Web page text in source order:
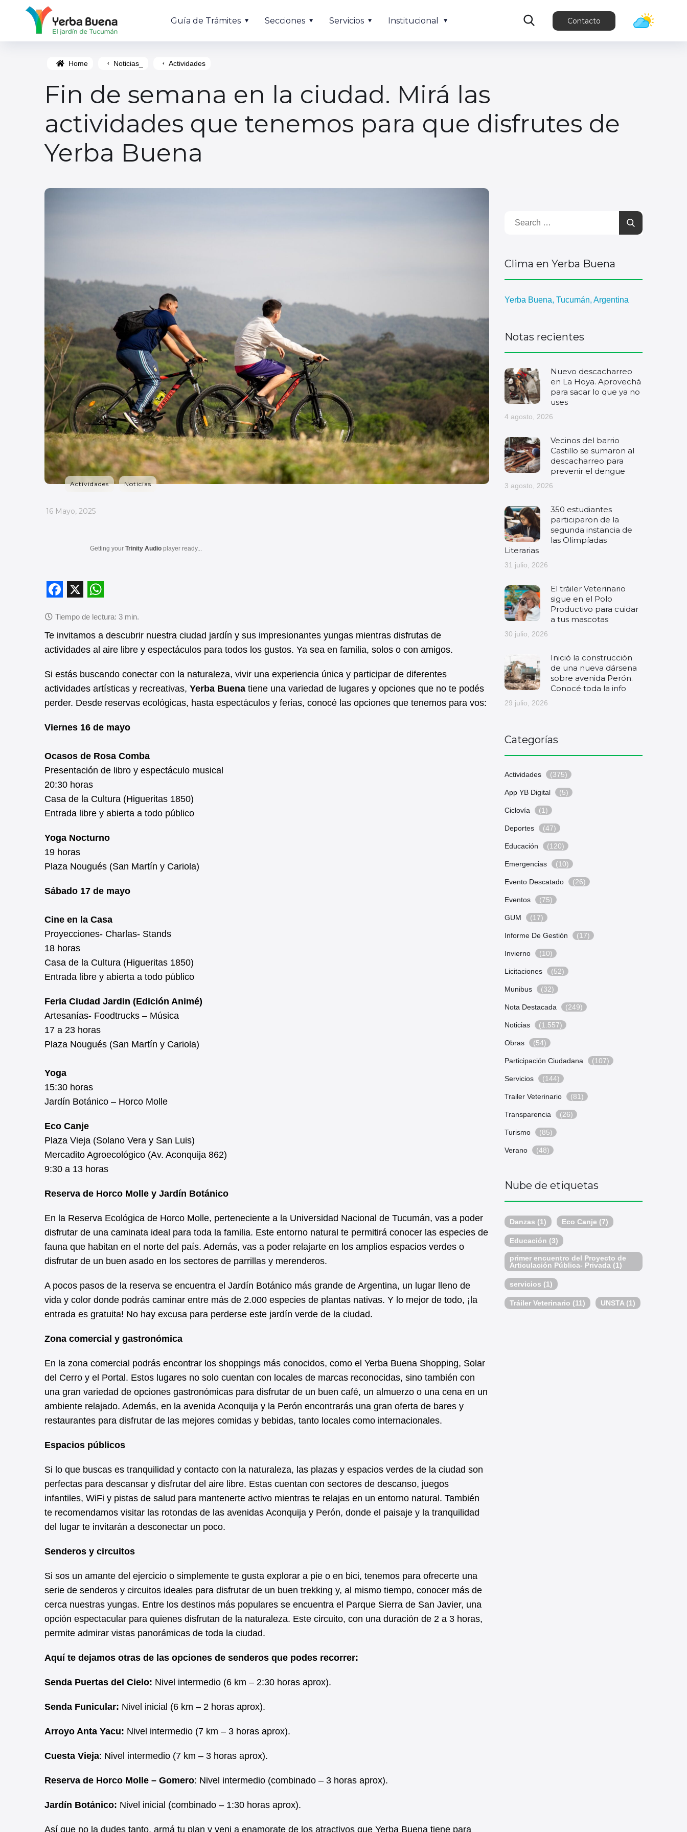
Guía de Trámites Secciones Servicios Institucional Contacto
Home Noticias_ Actividades
Fin de semana en la ciudad. Mirá las
actividades que tenemos para que disfrutes de
Yerba Buena
Actividades Noticias
_
16 Mayo, 2025
Getting your Trinity Audio player ready...
a
c
e
b
o
o
k
h
a
t
s
A
p
p
Te invitamos a descubrir nuestra ciudad jardín y sus impresionantes yungas mientras disfrutas de
actividades al aire libre y espectáculos para todos los gustos. Ya sea en familia, solos o con amigos.
Si estás buscando conectar con la naturaleza, vivir una experiencia única y participar de diferentes
actividades artísticas y recreativas, Yerba Buena tiene una variedad de lugares y opciones que no te podés
perder. Desde reservas ecológicas, hasta espectáculos y ferias, conocé las opciones que tenemos para vos:
Viernes 16 de mayo
Ocasos de Rosa Comba
Presentación de libro y espectáculo musical
20:30 horas
Casa de la Cultura (Higueritas 1850)
Entrada libre y abierta a todo público
Yoga Nocturno
19 horas
Plaza Nougués (San Martín y Cariola)
Sábado 17 de mayo
Cine en la Casa
Proyecciones- Charlas- Stands
18 horas
Casa de la Cultura (Higueritas 1850)
Entrada libre y abierta a todo público
Feria Ciudad Jardin (Edición Animé)
Artesanías- Foodtrucks – Música
17 a 23 horas
Plaza Nougués (San Martín y Cariola)
Yoga
15:30 horas
Jardín Botánico – Horco Molle
Eco Canje
Plaza Vieja (Solano Vera y San Luis)
Mercadito Agroecológico (Av. Aconquija 862)
9:30 a 13 horas
Reserva de Horco Molle y Jardín Botánico
En la Reserva Ecológica de Horco Molle, perteneciente a la Universidad Nacional de Tucumán, vas a poder
disfrutar de una caminata ideal para toda la familia. Este entorno natural te permitirá conocer las especies de
fauna que habitan en el norte del país. Además, vas a poder relajarte en los amplios espacios verdes o
disfrutar de un buen asado en los sectores de parrillas y merenderos.
A pocos pasos de la reserva se encuentra el Jardín Botánico más grande de Argentina, un lugar lleno de
vida y color donde podrás caminar entre más de 2.000 especies de plantas nativas. Y lo mejor de todo, ¡la
entrada es gratuita! No hay excusa para perderse este jardín verde de la ciudad.
Zona comercial y gastronómica
En la zona comercial podrás encontrar los shoppings más conocidos, como el Yerba Buena Shopping, Solar
del Cerro y el Portal. Estos lugares no solo cuentan con locales de marcas reconocidas, sino también con
una gran variedad de opciones gastronómicas para disfrutar de un buen café, un almuerzo o una cena en un
ambiente relajado. Además, en la avenida Aconquija y la Perón encontrarás una gran oferta de bares y
restaurantes para disfrutar de las mejores comidas y bebidas, tanto locales como internacionales.
Espacios públicos
Si lo que buscas es tranquilidad y contacto con la naturaleza, las plazas y espacios verdes de la ciudad son
perfectas para descansar y disfrutar del aire libre. Estas cuentan con sectores de descanso, juegos
infantiles, WiFi y pistas de salud para mantenerte activo mientras te relajas en un entorno natural. También
te recomendamos visitar las rotondas de las avenidas Aconquija y Perón, donde el paisaje y la tranquilidad
del lugar te invitarán a desconectar un poco.
Senderos y circuitos
Si sos un amante del ejercicio o simplemente te gusta explorar a pie o en bici, tenemos para ofrecerte una
serie de senderos y circuitos ideales para disfrutar de un buen trekking y, al mismo tiempo, conocer más de
cerca nuestras yungas. Entre los destinos más populares se encuentra el Parque Sierra de San Javier, una
opción espectacular para quienes disfrutan de la naturaleza. Este circuito, con una duración de 2 a 3 horas,
permite admirar vistas panorámicas de toda la ciudad.
Aquí te dejamos otras de las opciones de senderos que podes recorrer:
Senda Puertas del Cielo: Nivel intermedio (6 km – 2:30 horas aprox).
Senda Funicular: Nivel inicial (6 km – 2 horas aprox).
Arroyo Anta Yacu: Nivel intermedio (7 km – 3 horas aprox).
Cuesta Vieja: Nivel intermedio (7 km – 3 horas aprox).
Reserva de Horco Molle – Gomero: Nivel intermedio (combinado – 3 horas aprox).
Jardín Botánico: Nivel inicial (combinado – 1:30 horas aprox).
Así que no la dudes tanto, armá tu plan y veni a enamorate de los atractivos que Yerba Buena tiene para
Clima en Yerba Buena
Yerba Buena, Tucumán, Argentina
Notas recientes
Nuevo descacharreo
en La Hoya. Aprovechá
para sacar lo que ya no
uses
4 agosto, 2026
Vecinos del barrio
Castillo se sumaron al
descacharreo para
prevenir el dengue
3 agosto, 2026
350 estudiantes
participaron de la
segunda instancia de
las Olimpíadas
Literarias
31 julio, 2026
El tráiler Veterinario
sigue en el Polo
Productivo para cuidar
a tus mascotas
30 julio, 2026
Inició la construcción
de una nueva dársena
sobre avenida Perón.
Conocé toda la info
29 julio, 2026
Categorías
Actividades (375)
App YB Digital (5)
Ciclovía (1)
Deportes (47)
Educación (120)
Emergencias (10)
Evento Descatado (26)
Eventos (75)
GUM (17)
Informe De Gestión (17)
Invierno (10)
Licitaciones (52)
Munibus (32)
Nota Destacada (249)
Noticias (1.557)
Obras (54)
Participación Ciudadana (107)
Servicios (144)
Trailer Veterinario (81)
Transparencia (26)
Turismo (85)
Verano (48)
Nube de etiquetas
Danzas (1) Eco Canje (7)
Educación (3)
primer encuentro del Proyecto de
Articulación Pública- Privada (1)
servicios (1)
Tráiler Veterinario (11) UNSTA (1)